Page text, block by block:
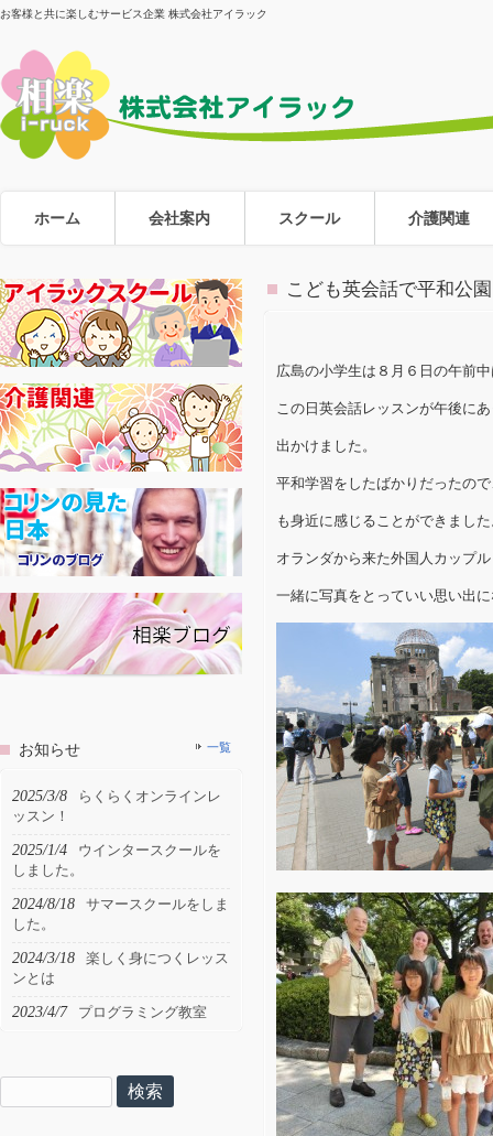
お客様と共に楽しむサービス企業 株式会社アイラック
ホーム 会社案内 スクール 介護関連
こども英会話で平和公
広島の小学生は８月６日の午前
この日英会話レッスンが午後に
出かけました。
平和学習をしたばかりだったの
も身近に感じることができまし
オランダから来た外国人カップ
一緒に写真をとっていい思い出
お知らせ 一覧
2025/3/8
らくらくオンラインレ
ッスン！
2025/1/4
ウインタースクールを
しました。
2024/8/18
サマースクールをしま
した。
2024/3/18
楽しく身につくレッス
ンとは
2023/4/7 プログラミング教室
索: